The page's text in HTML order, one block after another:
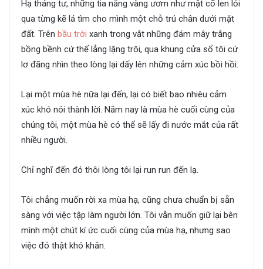
Hạ tháng tư, những tia nắng vàng ươm như mật cố len lỏi
qua từng kẽ lá tìm cho mình một chỗ trú chân dưới mặt
đất. Trên bầu trời xanh trong vắt những đám mây trắng
bồng bềnh cứ thế lẳng lặng trôi, qua khung cửa sổ tôi cứ
lơ đãng nhìn theo lòng lại dấy lên những cảm xúc bồi hồi.
Lại một mùa hè nữa lại đến, lại có biết bao nhiêu cảm
xúc khó nói thành lời. Năm nay là mùa hè cuối cùng của
chúng tôi, một mùa hè có thể sẽ lấy đi nước mắt của rất
nhiều người.
Chỉ nghĩ đến đó thôi lòng tôi lại run run đến lạ.
Tôi chẳng muốn rời xa mùa hạ, cũng chưa chuẩn bị sẵn
sàng với việc tập làm người lớn. Tôi vẫn muốn giữ lại bên
mình một chút kí ức cuối cùng của mùa hạ, nhưng sao
việc đó thật khó khăn.